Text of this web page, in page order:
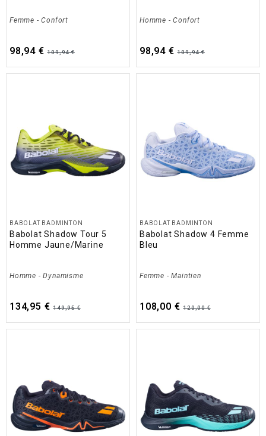
Femme -Confort
98,94 € 109,94 €
Homme -Confort
98,94 € 109,94 €
BABOLAT BADMINTON
Babolat Shadow Tour 5
Homme Jaune/Marine
Homme -Dynamisme
134,95 € 149,95 €
BABOLAT BADMINTON
Babolat Shadow 4 Femme
Bleu
Femme -Maintien
108,00 € 120,00 €